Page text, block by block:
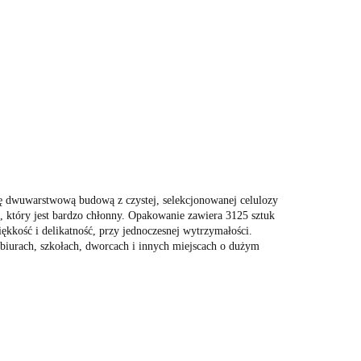
budową z czystej, selekcjonowanej celulozy
jest bardzo chłonny. Opakowanie zawiera 3125 sztuk
i delikatność, przy jednoczesnej wytrzymałości.
szkołach, dworcach i innych miejscach o dużym